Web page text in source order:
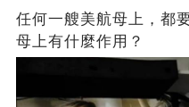
任何一艘美航母上，都
母上有什麼作用？